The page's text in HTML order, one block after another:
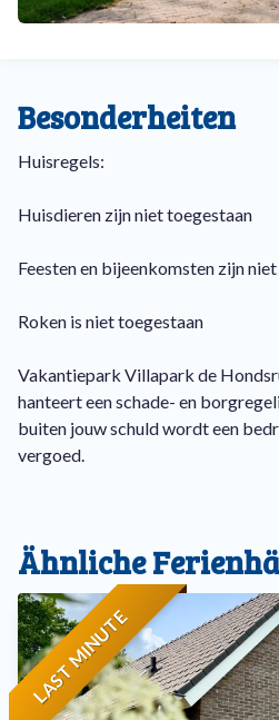
verfügbaren Einrichtungen
Eltern die luxuriöse Infrarot-Sauna
verfügen die luxuriösen Villen über
während ihres Urlaubs optimale
Und wussten Sie, dass der
Das bedeutet, dass Sie Ihre
dem Einchecken oder den
diesen Zeiten!
Besonderheiten
Huisregels:
Huisdieren zijn niet toegestaan
Feesten en bijeenkomsten zijn
Roken is niet toegestaan
Vakantiepark Villapark de
hanteert een schade- en
buiten jouw schuld wordt een
vergoed.
Ähnliche
LAST MINUTE